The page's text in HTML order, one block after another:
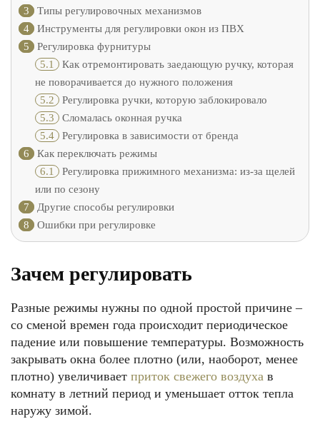
3
Типы регулировочных механизмов
4
Инструменты для регулировки окон из ПВХ
5
Регулировка фурнитуры
5.1 Как отремонтировать заедающую ручку, которая
не поворачивается до нужного положения
5.2 Регулировка ручки, которую заблокировало
5.3 Сломалась оконная ручка
5.4 Регулировка в зависимости от бренда
6
Как переключать режимы
6.1 Регулировка прижимного механизма: из-за щелей
или по сезону
7
Другие способы регулировки
8
Ошибки при регулировке
Зачем регулировать
Разные режимы нужны по одной простой причине –
со сменой времен года происходит периодическое
падение или повышение температуры. Возможность
закрывать окна более плотно (или, наоборот, менее
плотно) увеличивает приток свежего воздуха в
комнату в летний период и уменьшает отток тепла
наружу зимой.